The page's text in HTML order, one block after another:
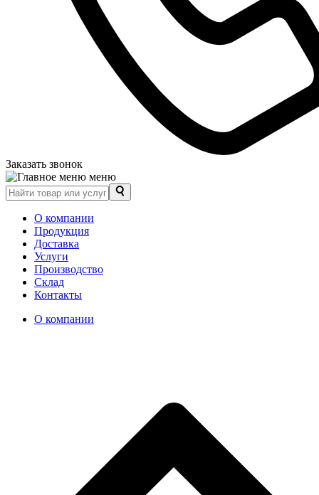
Заказать звонок
меню
О компании
Продукция
Доставка
Услуги
Производство
Склад
Контакты
О компании